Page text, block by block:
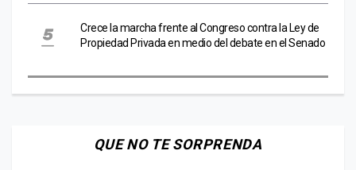
Crece la marcha frente al Congreso contra la Ley de
Propiedad Privada en medio del debate en el Senado
QUE NO TE SORPRENDA